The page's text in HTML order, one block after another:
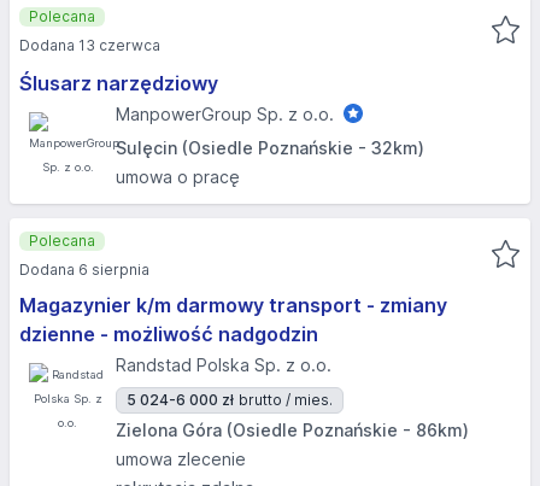
Ślusarz narzędziowy
ManpowerGroup Sp. z o.o.
Sulęcin (Osiedle Poznańskie - 32km)
umowa o pracę
Polecana
Dodana 13 czerwca
Magazynier k/m darmowy transport - zmiany
dzienne - możliwość nadgodzin
Randstad Polska Sp. z o.o.
5 024-6 000 zł brutto / mies.
Zielona Góra (Osiedle Poznańskie - 86km)
umowa zlecenie
Polecana
Dodana 6 sierpnia